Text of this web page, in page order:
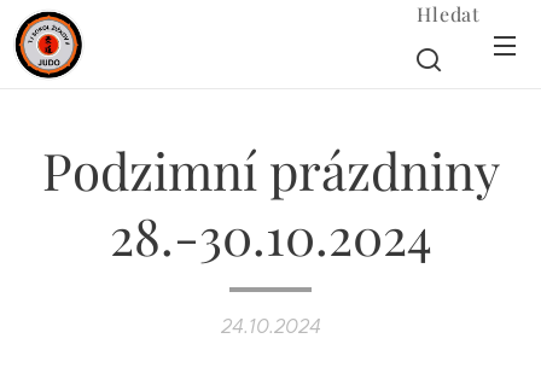
Hledat
Podzimní prázdniny
28.-30.10.2024
24.10.2024